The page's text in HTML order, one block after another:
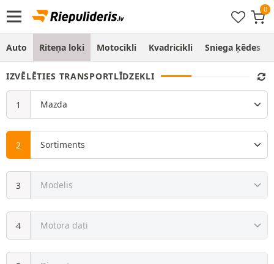
Auto Riteņa loki Motocikli Kvadricikli Sniega ķēdes
IZVĒLĒTIES TRANSPORTLĪDZEKLI